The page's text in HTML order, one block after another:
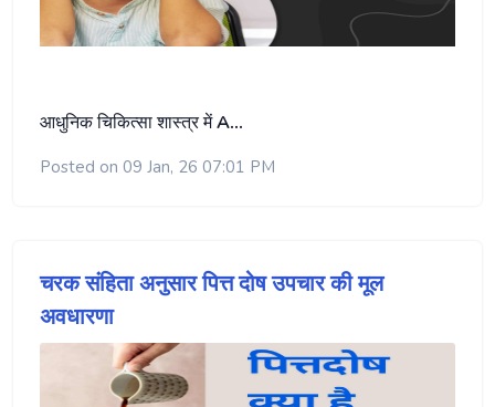
आधुनिक चिकित्सा शास्त्र मेंA…
Posted on 09 Jan, 26 07:01 PM
चरक संहिता अनुसार पित्त दोष उपचार की मूल
अवधारणा